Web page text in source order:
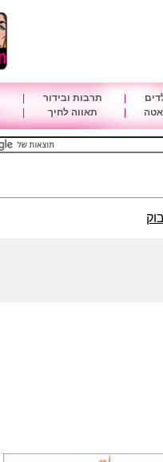
תרבות ובידור
תאווה לחיך